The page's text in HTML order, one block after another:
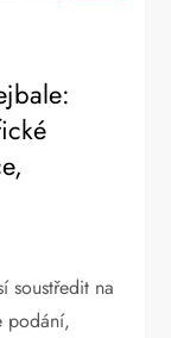
soustředit na
podání,